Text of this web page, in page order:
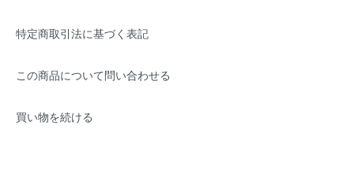
特定商取引法に基づく表記
この商品について問い合わせる
買い物を続ける